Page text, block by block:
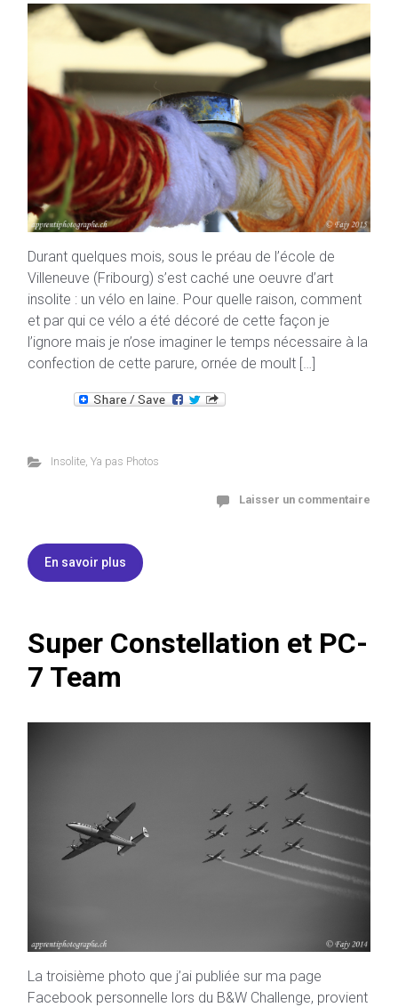
Durant quelques mois, sous le préau de l’école de
Villeneuve (Fribourg) s’est caché une oeuvre d’art
insolite : un vélo en laine. Pour quelle raison, comment
et par qui ce vélo a été décoré de cette façon je
l’ignore mais je n’ose imaginer le temps nécessaire à la
confection de cette parure, ornée de moult […]
Insolite, Ya pas Photos
Laisser un commentaire
En savoir plus
Super Constellation et PC-
7 Team
La troisième photo que j’ai publiée sur ma page
Facebook personnelle lors du B&W Challenge, provient